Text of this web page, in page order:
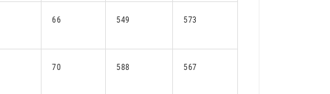
66 549 573
70 588 567